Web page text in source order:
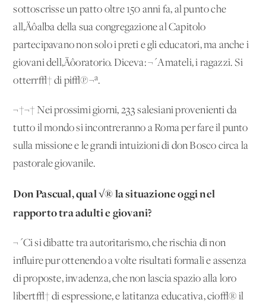
sottoscrisse un patto oltre 150 anni fa, al punto che
all‚Äôalba della sua congregazione al Capitolo
partecipavano non solo i preti e gli educatori, ma anche i
giovani dell‚Äôoratorio. Diceva: ¬´Amateli, i ragazzi. Si
otterr√† di pi√π¬ª.
¬†¬† Nei prossimi giorni, 233 salesiani provenienti da
tutto il mondo si incontreranno a Roma per fare il punto
sulla missione e le grandi intuizioni di don Bosco circa la
pastorale giovanile.
Don Pascual, qual √® la situazione oggi nel
rapporto tra adulti e giovani?
¬´Ci si dibatte tra autoritarismo, che rischia di non
influire pur ottenendo a volte risultati formali e assenza
di proposte, invadenza, che non lascia spazio alla loro
libert√† di espressione, e latitanza educativa, cio√® il